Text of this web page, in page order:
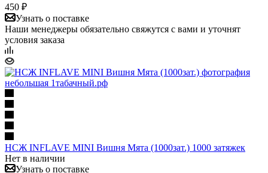
450 ₽
Узнать о поставке
Наши менеджеры обязательно свяжутся с вами и уточнят
условия заказа
НСЖ INFLAVE MINI Вишня Мята (1000зат.) 1000 затяжек
Нет в наличии
Узнать о поставке